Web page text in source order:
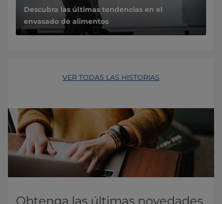
Descubra las últimas tendencias en el
envasado de alimentos
VER TODAS LAS HISTORIAS
Obtenga las últimas novedades